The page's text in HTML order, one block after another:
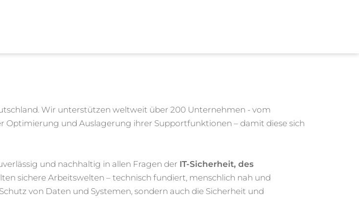
Wir unterstützen weltweit über 200 Unternehmen - vom
und Auslagerung ihrer Supportfunktionen – damit diese sich
und nachhaltig in allen Fragen der IT-Sicherheit, des
sichere Arbeitswelten – technisch fundiert, menschlich nah und
von Daten und Systemen, sondern auch die Sicherheit und